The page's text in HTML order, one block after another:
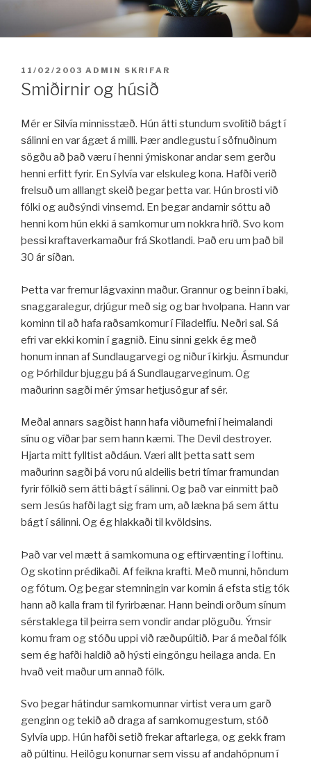
efni
BIRT:
11/02/2003 ADMIN SKRIFAR
Smiðirnir og húsið
Mér er Silvía minnisstæð. Hún átti stundum svolítið bágt í
sálinni en var ágæt á milli. Þær andlegustu í söfnuðinum
sögðu að það væru í henni ýmiskonar andar sem gerðu
henni erfitt fyrir. En Sylvía var elskuleg kona. Hafði verið
frelsuð um alllangt skeið þegar þetta var. Hún brosti við
fólki og auðsýndi vinsemd. En þegar andarnir sóttu að
henni kom hún ekki á samkomur um nokkra hríð. Svo kom
þessi kraftaverkamaður frá Skotlandi. Það eru um það bil
30 ár síðan.
Þetta var fremur lágvaxinn maður. Grannur og beinn í baki,
snaggaralegur, drjúgur með sig og bar hvolpana. Hann var
kominn til að hafa raðsamkomur í Fíladelfíu. Neðri sal. Sá
efri var ekki komin í gagnið. Einu sinni gekk ég með
honum innan af Sundlaugarvegi og niður í kirkju. Ásmundur
og Þórhildur bjuggu þá á Sundlaugarveginum. Og
maðurinn sagði mér ýmsar hetjusögur af sér.
Meðal annars sagðist hann hafa viðurnefni í heimalandi
sínu og víðar þar sem hann kæmi. The Devil destroyer.
Hjarta mitt fylltist aðdáun. Væri allt þetta satt sem
maðurinn sagði þá voru nú aldeilis betri tímar framundan
fyrir fólkið sem átti bágt í sálinni. Og það var einmitt það
sem Jesús hafði lagt sig fram um, að lækna þá sem áttu
bágt í sálinni. Og ég hlakkaði til kvöldsins.
Það var vel mætt á samkomuna og eftirvænting í loftinu.
Og skotinn prédikaði. Af feikna krafti. Með munni, höndum
og fótum. Og þegar stemningin var komin á efsta stig tók
hann að kalla fram til fyrirbænar. Hann beindi orðum sínum
sérstaklega til þeirra sem vondir andar plöguðu. Ýmsir
komu fram og stóðu uppi við ræðupúltið. Þar á meðal fólk
sem ég hafði haldið að hýsti eingöngu heilaga anda. En
hvað veit maður um annað fólk.
Svo þegar hátindur samkomunnar virtist vera um garð
genginn og tekið að draga af samkomugestum, stóð
Sylvía upp. Hún hafði setið frekar aftarlega, og gekk fram
að púltinu. Heilögu konurnar sem vissu af andahópnum í